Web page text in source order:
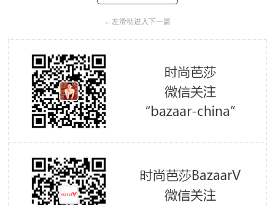
← 左滑动进入下一篇